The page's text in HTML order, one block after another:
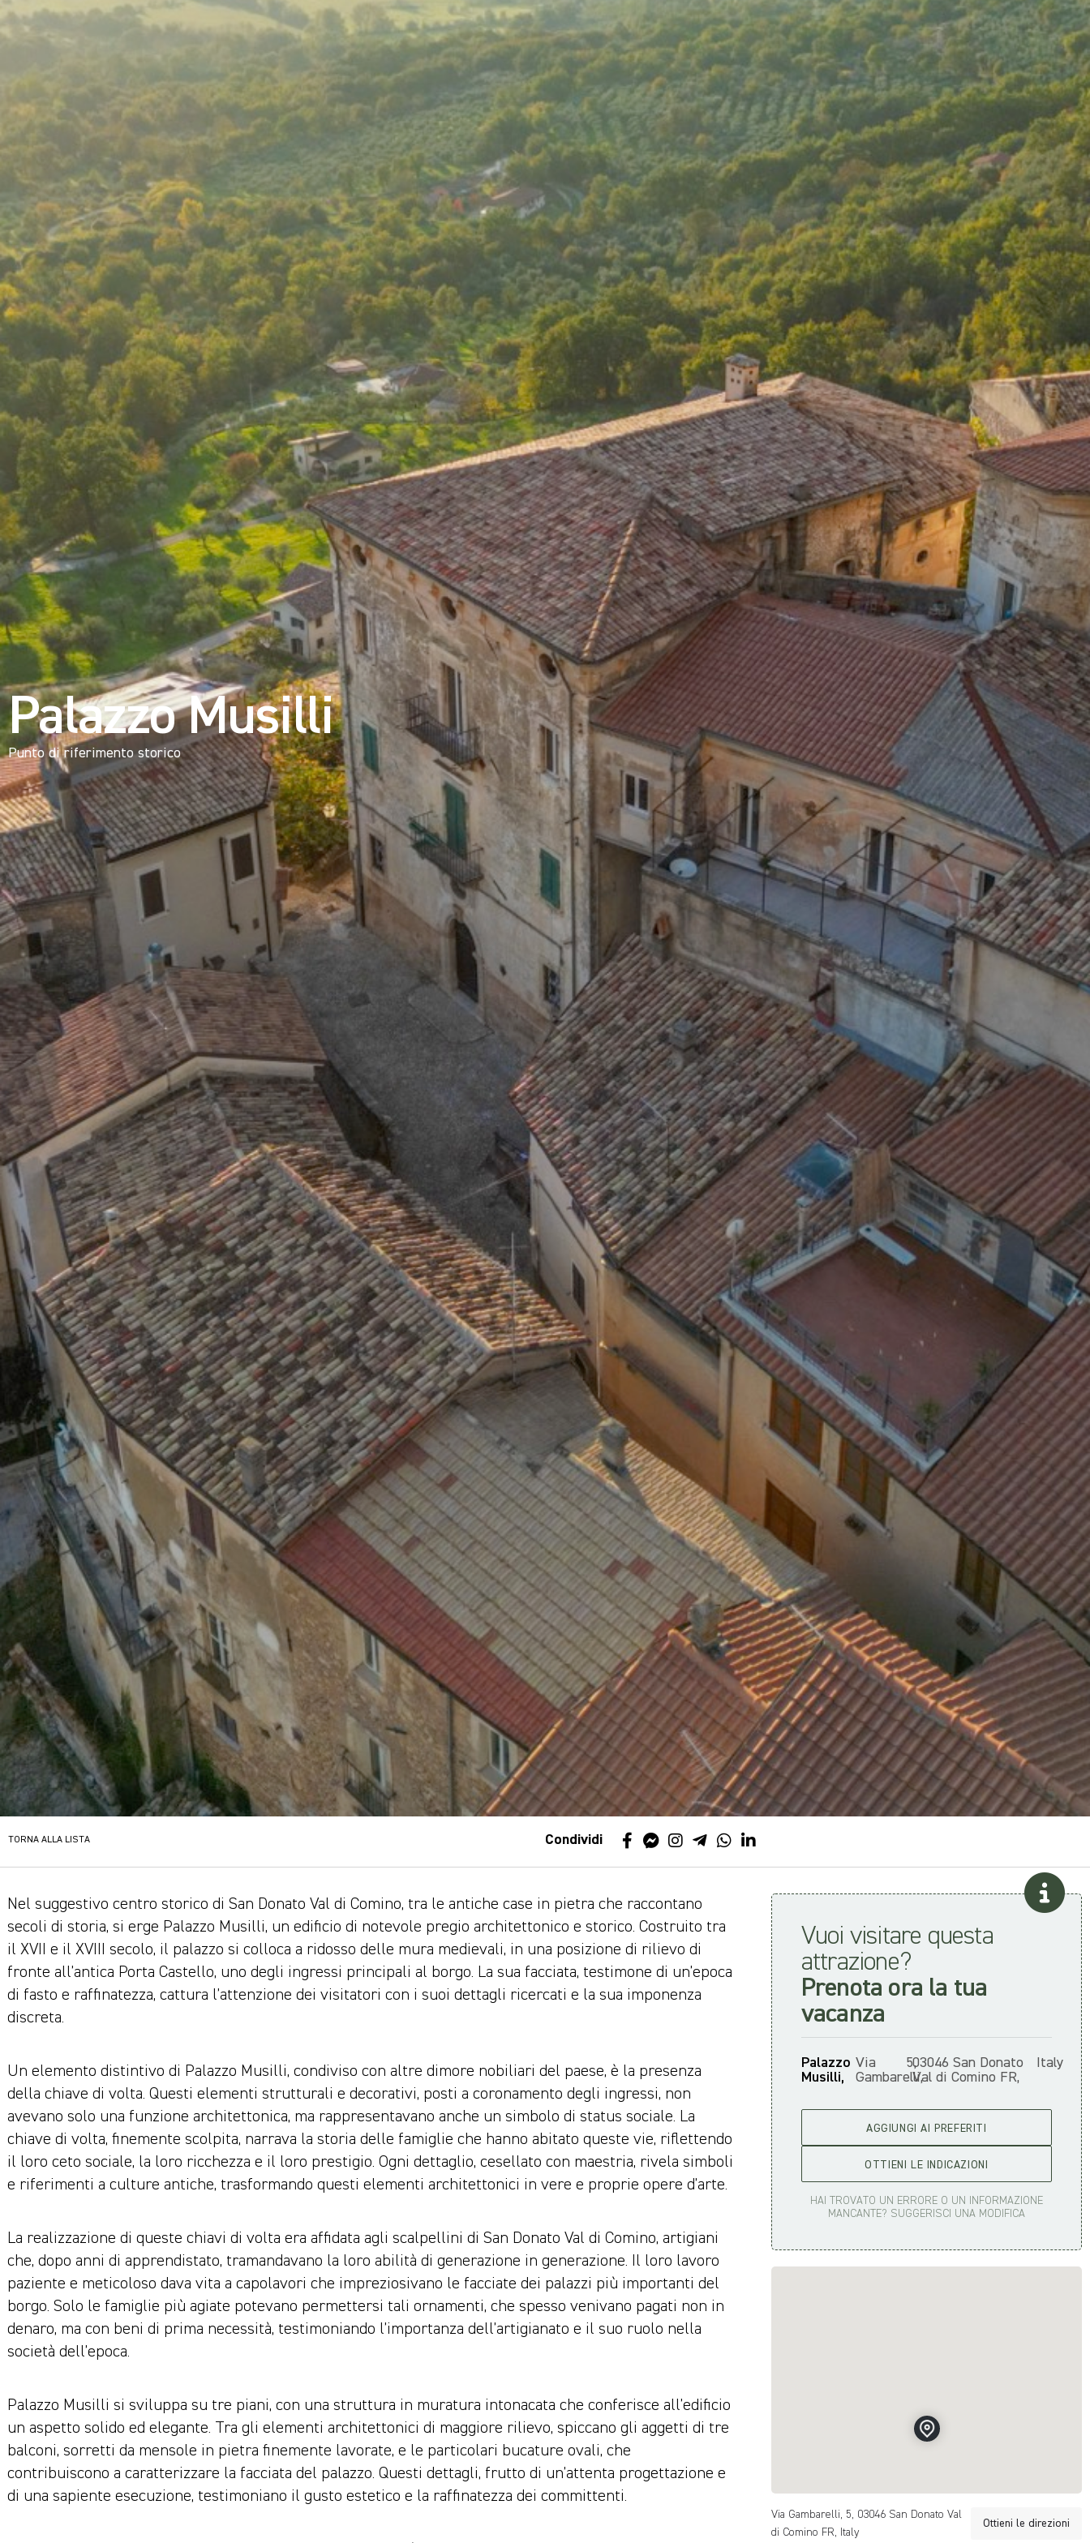
Palazzo Musilli
Punto di riferimento storico
TORNA ALLA LISTA Condividi
Nel suggestivo centro storico di San Donato Val di Comino, tra le antiche case in pietra che raccontano
secoli di storia, si erge Palazzo Musilli, un edificio di notevole pregio architettonico e storico. Costruito tra
il XVII e il XVIII secolo, il palazzo si colloca a ridosso delle mura medievali, in una posizione di rilievo di
fronte all’antica Porta Castello, uno degli ingressi principali al borgo. La sua facciata, testimone di un’epoca
di fasto e raffinatezza, cattura l’attenzione dei visitatori con i suoi dettagli ricercati e la sua imponenza
discreta.
Un elemento distintivo di Palazzo Musilli, condiviso con altre dimore nobiliari del paese, è la presenza
della chiave di volta. Questi elementi strutturali e decorativi, posti a coronamento degli ingressi, non
avevano solo una funzione architettonica, ma rappresentavano anche un simbolo di status sociale. La
chiave di volta, finemente scolpita, narrava la storia delle famiglie che hanno abitato queste vie, riflettendo
il loro ceto sociale, la loro ricchezza e il loro prestigio. Ogni dettaglio, cesellato con maestria, rivela simboli
e riferimenti a culture antiche, trasformando questi elementi architettonici in vere e proprie opere d’arte.
La realizzazione di queste chiavi di volta era affidata agli scalpellini di San Donato Val di Comino, artigiani
che, dopo anni di apprendistato, tramandavano la loro abilità di generazione in generazione. Il loro lavoro
paziente e meticoloso dava vita a capolavori che impreziosivano le facciate dei palazzi più importanti del
borgo. Solo le famiglie più agiate potevano permettersi tali ornamenti, che spesso venivano pagati non in
denaro, ma con beni di prima necessità, testimoniando l’importanza dell’artigianato e il suo ruolo nella
società dell’epoca.
Palazzo Musilli si sviluppa su tre piani, con una struttura in muratura intonacata che conferisce all’edificio
un aspetto solido ed elegante. Tra gli elementi architettonici di maggiore rilievo, spiccano gli aggetti di tre
balconi, sorretti da mensole in pietra finemente lavorate, e le particolari bucature ovali, che
contribuiscono a caratterizzare la facciata del palazzo. Questi dettagli, frutto di un’attenta progettazione e
di una sapiente esecuzione, testimoniano il gusto estetico e la raffinatezza dei committenti.
Vuoi visitare questa
attrazione?
Prenota ora la tua
vacanza
Palazzo
Musilli,
Via
Gambarelli,
5,03046 San Donato
Val di Comino FR,
Italy
AGGIUNGI AI PREFERITI
OTTIENI LE INDICAZIONI
HAI TROVATO UN ERRORE O UN INFORMAZIONE
MANCANTE? SUGGERISCI UNA MODIFICA
Via Gambarelli, 5, 03046 San Donato Val
di Comino FR, Italy
Ottieni le direzioni